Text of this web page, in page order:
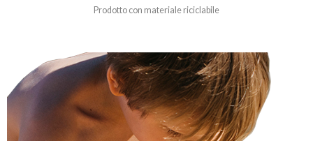
Prodotto con materiale riciclabile